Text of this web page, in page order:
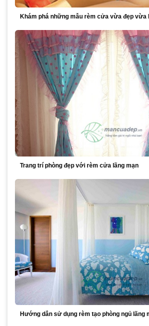
Khám phá những mẫu rèm cửa vừa đẹp vừa
Trang trí phòng đẹp với rèm cửa lãng mạn
Hướng dẫn sử dụng rèm tạo phòng ngủ lãng